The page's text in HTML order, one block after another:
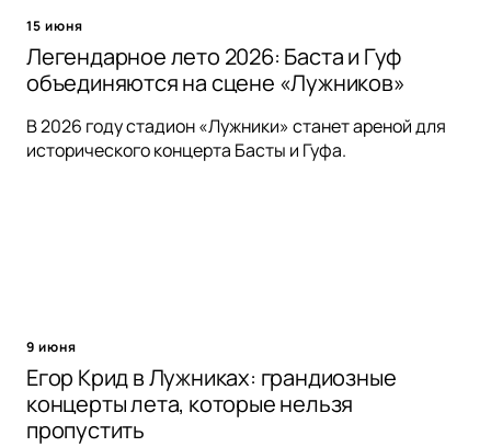
15 июня
Легендарное лето 2026: Баста и Гуф
объединяются на сцене «Лужников»
В 2026 году стадион «Лужники» станет ареной для
исторического концерта Басты и Гуфа.
9 июня
Егор Крид в Лужниках: грандиозные
концерты лета, которые нельзя
пропустить